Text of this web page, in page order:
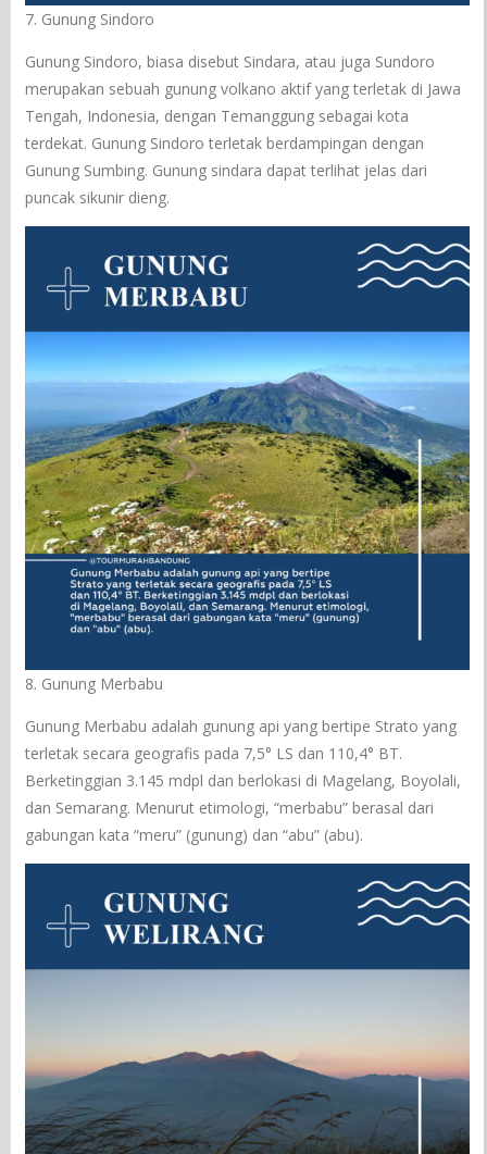
7. Gunung Sindoro
Gunung Sindoro, biasa disebut Sindara, atau juga Sundoro
merupakan sebuah gunung volkano aktif yang terletak di Jawa
Tengah, Indonesia, dengan Temanggung sebagai kota
terdekat. Gunung Sindoro terletak berdampingan dengan
Gunung Sumbing. Gunung sindara dapat terlihat jelas dari
puncak sikunir dieng.
8. Gunung Merbabu
Gunung Merbabu adalah gunung api yang bertipe Strato yang
terletak secara geografis pada 7,5° LS dan 110,4° BT.
Berketinggian 3.145 mdpl dan berlokasi di Magelang, Boyolali,
dan Semarang. Menurut etimologi, “merbabu” berasal dari
gabungan kata “meru” (gunung) dan “abu” (abu).